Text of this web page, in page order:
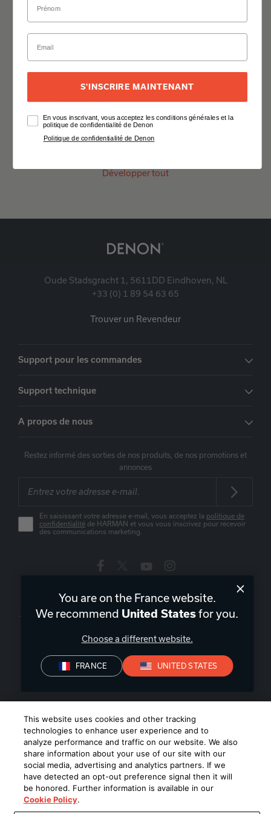
Others
Inputs Outputs
General
Développer tout
Oude Stadsgracht 1, 5611DD Eindhoven, NL
+33 (0) 1 89 54 63 65
Trouver un Revendeur
Support pour les commandes
Support technique
A propos de nous
Restez informé des sorties de nos produits, de nos promotions et
annonces
En saisissant votre adresse e-mail, vous acceptez la politique de
confidentialité de HARMAN et vous vous inscrivez pour recevoir
des communications marketing.
France| FR
Politique de confidentialité
Déclaration de conformité
reserved.
You are on the France website.
We recommend United Statesfor you.
Choose a different website.
FRANCE UNITED STATES
This website uses cookies and other tracking
technologies to enhance user experience and to
analyze performance and traffic on our website. We also
share information about your use of our site with our
social media, advertising and analytics partners. If we
have detected an opt-out preference signal then it will
be honored. Further information is available in our
Cookie Policy.
S'INSCRIRE MAINTENANT
En vous inscrivant, vous acceptez les conditions générales et la
politique de confidentialité de Denon
Politique de confidentialité de Denon